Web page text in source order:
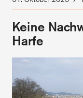
​​​​​​​Keine
Harfe